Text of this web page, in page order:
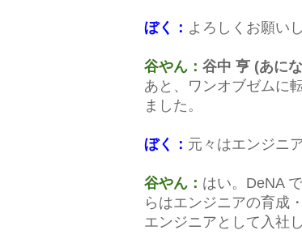
ぼく： よろしくお願い
谷やん： 谷中 亨 (あに
あと、ワンオブゼムに
ました。
ぼく： 元々はエンジニ
谷やん： はい。DeNA
らはエンジニアの育成
エンジニアとして入社